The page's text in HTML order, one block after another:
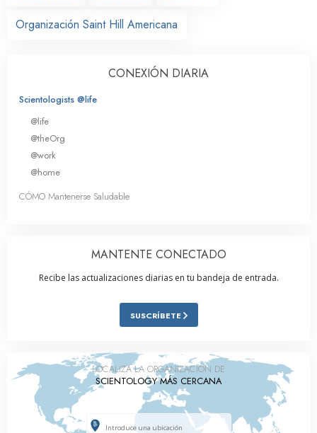
Organización Saint Hill Americana
CONEXIÓN DIARIA
Scientologists @life
@life
@theOrg
@work
@home
CÓMO Mantenerse Saludable
MANTENTE CONECTADO
Recibe las actualizaciones diarias en tu bandeja de entrada.
SUSCRÍBETE
LOCALIZA LA ORGANIZACIÓN DE
SCIENTOLOGY MÁS CERCANA